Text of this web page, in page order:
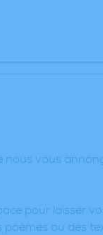
nous vous
pour laisser
ou des